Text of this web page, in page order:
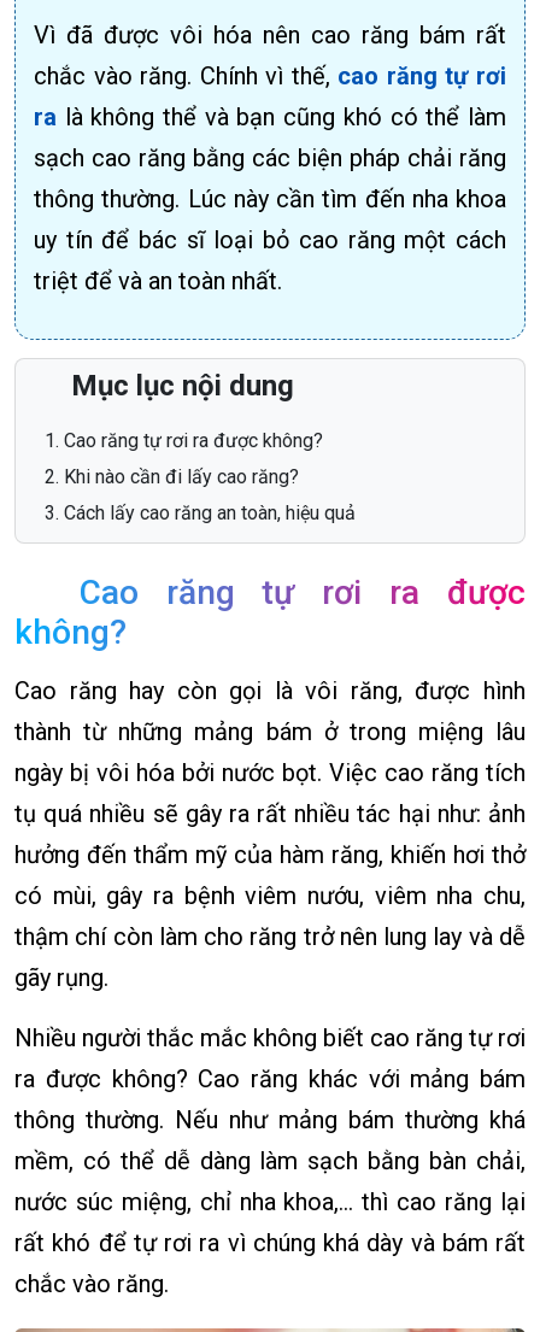
Vì đã được vôi hóa nên cao răng bám rất
chắc vào răng. Chính vì thế, cao răng tự rơi
ra là không thể và bạn cũng khó có thể làm
sạch cao răng bằng các biện pháp chải răng
thông thường. Lúc này cần tìm đến nha khoa
uy tín để bác sĩ loại bỏ cao răng một cách
triệt để và an toàn nhất.
Mục lục nội dung
Cao răng tự rơi ra được không?
Khi nào cần đi lấy cao răng?
Cách lấy cao răng an toàn, hiệu quả
Cao răng tự rơi ra được
không?
Cao răng hay còn gọi là vôi răng, được hình
thành từ những mảng bám ở trong miệng lâu
ngày bị vôi hóa bởi nước bọt. Việc cao răng tích
tụ quá nhiều sẽ gây ra rất nhiều tác hại như: ảnh
hưởng đến thẩm mỹ của hàm răng, khiến hơi thở
có mùi, gây ra bệnh viêm nướu, viêm nha chu,
thậm chí còn làm cho răng trở nên lung lay và dễ
gãy rụng.
Nhiều người thắc mắc không biết cao răng tự rơi
ra được không? Cao răng khác với mảng bám
thông thường. Nếu như mảng bám thường khá
mềm, có thể dễ dàng làm sạch bằng bàn chải,
nước súc miệng, chỉ nha khoa,… thì cao răng lại
rất khó để tự rơi ra vì chúng khá dày và bám rất
chắc vào răng.